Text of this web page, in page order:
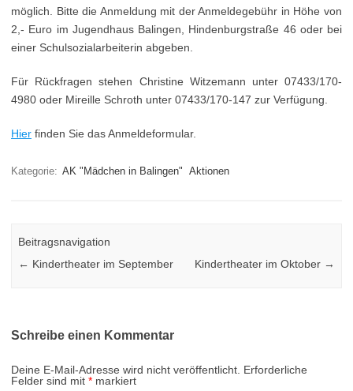
möglich. Bitte die Anmeldung mit der Anmeldegebühr in Höhe von
2,- Euro im Jugendhaus Balingen, Hindenburgstraße 46 oder bei
einer Schulsozialarbeiterin abgeben.
Für Rückfragen stehen Christine Witzemann unter 07433/170-
4980 oder Mireille Schroth unter 07433/170-147 zur Verfügung.
Hier finden Sie das Anmeldeformular.
Kategorie: AK "Mädchen in Balingen" Aktionen
Beitragsnavigation
← Kindertheater im September Kindertheater im Oktober →
Schreibe einen Kommentar
Deine E-Mail-Adresse wird nicht veröffentlicht. Erforderliche
Felder sind mit * markiert